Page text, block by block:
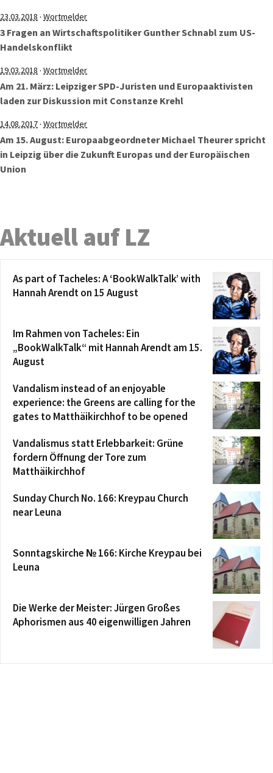
23.03.2018 · Wortmelder
3 Fragen an Wirtschaftspolitiker Gunther Schnabl zum US-
Handelskonflikt
19.03.2018 · Wortmelder
Am 21. März: Leipziger SPD-Juristen und Europaaktivisten
laden zur Diskussion mit Constanze Krehl
14.08.2017· Wortmelder
Am 15. August: Europaabgeordneter Michael Theurer spricht
in Leipzig über die Zukunft Europas und der Europäischen
Union
Aktuell auf LZ
As part of Tacheles: A ‘BookWalkTalk’ with
Hannah Arendt on 15 August
Im Rahmen von Tacheles: Ein
„BookWalkTalk“ mit Hannah Arendt am 15.
August
Vandalism instead of an enjoyable
experience: the Greens are calling for the
gates to Matthäikirchhof to be opened
Vandalismus statt Erlebbarkeit: Grüne
fordern Öffnung der Tore zum
Matthäikirchhof
Sunday Church No. 166: Kreypau Church
near Leuna
Sonntagskirche № 166: Kirche Kreypau bei
Leuna
Die Werke der Meister: Jürgen Großes
Aphorismen aus 40 eigenwilligen Jahren